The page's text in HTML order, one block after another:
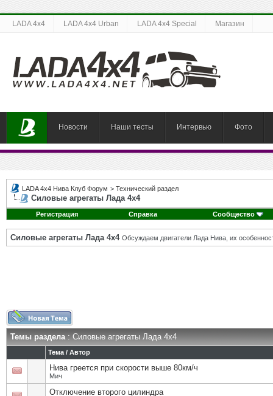
LADA 4x4 LADA 4x4 Urban LADA 4x4 Special Магазин
Новости Наши тесты Интервью Фото
LADA 4x4 Нива Клуб Форум > Технический раздел
Силовые агрегаты Лада 4х4
Регистрация Справка Сообщество
Силовые агрегаты Лада 4х4 Обсуждаем двигатели Лада Нива, их
Темы раздела: Силовые агрегаты Лада 4х4
Тема / Автор
Нива греется при скорости выше 80км/ч
Мич
Отключение второго цилиндра